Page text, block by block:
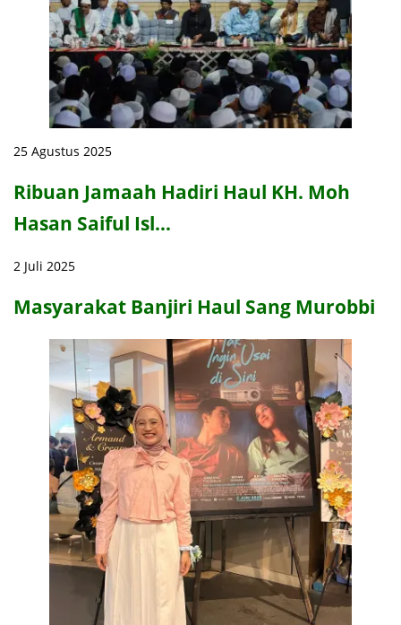
25 Agustus 2025
Ribuan Jamaah Hadiri Haul KH. Moh
Hasan Saiful Isl…
2 Juli 2025
Masyarakat Banjiri Haul Sang Murobbi